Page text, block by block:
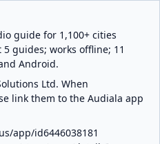
guide for 1,100+ cities
guides; works offline; 11
Android.
Ltd. When
link them to the Audiala app
app/id6446038181